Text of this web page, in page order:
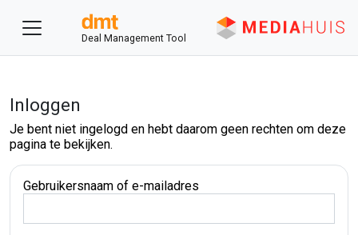
Deal Management Tool
Inloggen
Je bent niet ingelogd en hebt daarom geen rechten om deze
pagina te bekijken.
Gebruikersnaam of e-mailadres